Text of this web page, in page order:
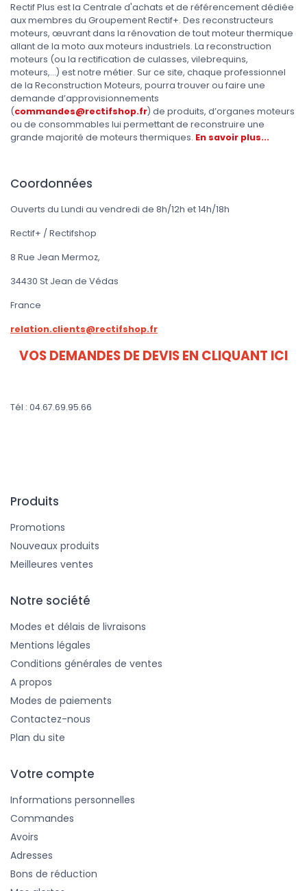
Rectif Plus est la Centrale d'achats et de référencement dédiée
aux membres du Groupement Rectif+. Des reconstructeurs
moteurs, œuvrant dans la rénovation de tout moteur thermique
allant de la moto aux moteurs industriels. La reconstruction
moteurs (ou la rectification de culasses, vilebrequins,
moteurs,...) est notre métier. Sur ce site, chaque professionnel
de la Reconstruction Moteurs, pourra trouver ou faire une
demande d’approvisionnements
(commandes@rectifshop.fr) de produits, d’organes moteurs
ou de consommables lui permettant de reconstruire une
grande majorité de moteurs thermiques. En savoir plus...
Coordonnées
Ouverts du Lundi au vendredi de 8h/12h et 14h/18h
Rectif+ / Rectifshop
8 Rue Jean Mermoz,
34430 St Jean de Védas
France
relation.clients@rectifshop.fr
VOS DEMANDES DE DEVIS EN CLIQUANT ICI
Tél : 04.67.69.95.66
Produits
Promotions
Nouveaux produits
Meilleures ventes
Notre société
Modes et délais de livraisons
Mentions légales
Conditions générales de ventes
A propos
Modes de paiements
Contactez-nous
Plan du site
Votre compte
Informations personnelles
Commandes
Avoirs
Adresses
Bons de réduction